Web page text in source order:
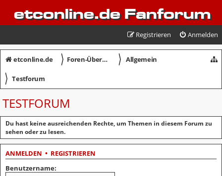
etconline.de Fanforum
Anmelden
Registrieren
etconline.de 〉 Foren-Übersicht 〉 Allgemein
〉 Testforum
TESTFORUM
Du hast keine ausreichenden Rechte, um Themen in diesem Forum zu
sehen oder zu lesen.
ANMELDEN • REGISTRIEREN
Benutzername: